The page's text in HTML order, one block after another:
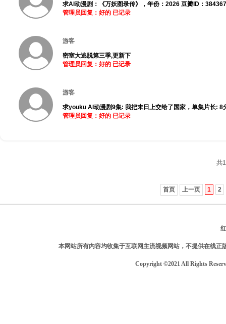
求AI动漫剧：《万妖图录传》，年份：2026 豆瓣ID：
管理员回复：好的 已记录
游客
密室大逃脱第三季,更新下
管理员回复：好的 已记录
游客
求youku AI动漫剧9集: 我把末日上交给了国家，单集片长:
管理员回复：好的 已记录
共
首页 上一页 1 2
本网站所有内容均收集于互联网主流视频网站，不提供在线
Copyright ©2021 All Rights